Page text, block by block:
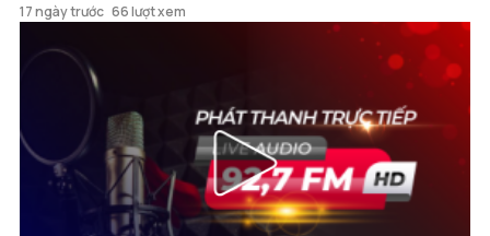
17 ngày trước 66 lượt xem